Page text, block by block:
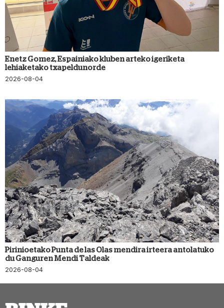
Enetz Gomez, Espainiako kluben arteko igeriketa
lehiaketako txapeldunorde
2026-08-04
Pirinioetako Punta de las Olas mendira irteera antolatuko
du Ganguren Mendi Taldeak
2026-08-04